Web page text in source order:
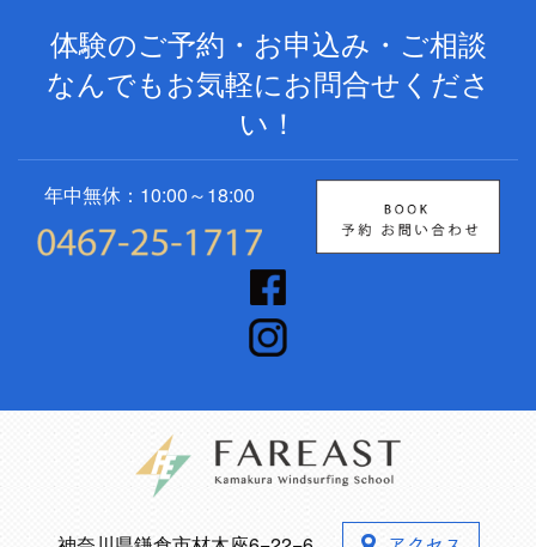
体験のご予約・お申込み・ご相談
なんでもお気軽にお問合せくださ
い！
年中無休：10:00～18:00